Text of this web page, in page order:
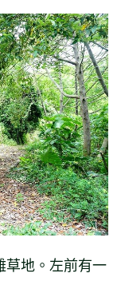
草地。左前有一